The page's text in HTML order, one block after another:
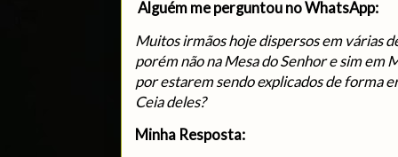
Alguém me perguntou no WhatsApp:
Muitos irmãos hoje dispersos em várias
porém não na Mesa do Senhor e sim em
por estarem sendo explicados de forma
Ceia deles?
Minha Resposta: